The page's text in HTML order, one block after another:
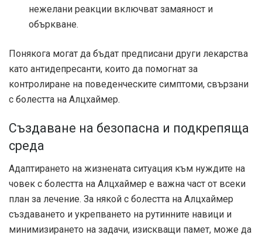
нежелани реакции включват замаяност и
объркване.
Понякога могат да бъдат предписани други лекарства
като антидепресанти, които да помогнат за
контролиране на поведенческите симптоми, свързани
с болестта на Алцхаймер.
Създаване на безопасна и подкрепяща
среда
Адаптирането на жизнената ситуация към нуждите на
човек с болестта на Алцхаймер е важна част от всеки
план за лечение. За някой с болестта на Алцхаймер
създаването и укрепването на рутинните навици и
минимизирането на задачи, изискващи памет, може да